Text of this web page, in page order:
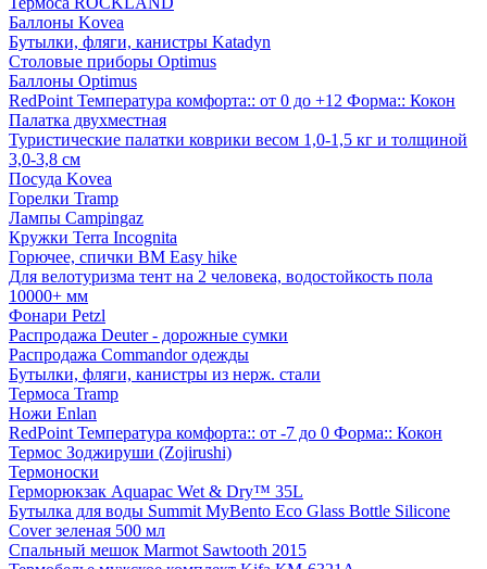
Баллоны Kovea
Бутылки, фляги, канистры Katadyn
Столовые приборы Optimus
Баллоны Optimus
RedPoint Температура комфорта:: от 0 до +12 Форма:: Кокон
Палатка двухместная
Туристические палатки коврики весом 1,0-1,5 кг и толщиной
3,0-3,8 см
Посуда Kovea
Горелки Tramp
Лампы Campingaz
Кружки Terra Incognita
Горючее, спички BM Easy hike
Для велотуризма тент на 2 человека, водостойкость пола
10000+ мм
Фонари Petzl
Распродажа Deuter - дорожные сумки
Распродажа Commandor одежды
Бутылки, фляги, канистры из нерж. стали
Термоса Tramp
Ножи Enlan
RedPoint Температура комфорта:: от -7 до 0 Форма:: Кокон
Термос Зоджируши (Zojirushi)
Термоноски
Герморюкзак Aquapac Wet & Dry™ 35L
Бутылка для воды Summit MyBento Eco Glass Bottle Silicone
Cover зеленая 500 мл
Спальный мешок Marmot Sawtooth 2015